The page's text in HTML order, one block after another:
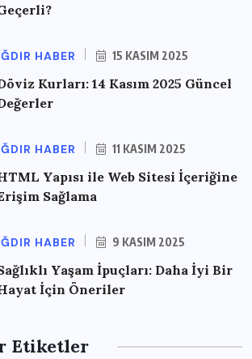
HABER 15 KASIM 2025
Kurları: 14 Kasım 2025 Güncel
HABER 11 KASIM 2025
Yapısı ile Web Sitesi İçeriğine
Sağlama
HABER 9 KASIM 2025
Yaşam İpuçları: Daha İyi Bir
İçin Öneriler
Etiketler